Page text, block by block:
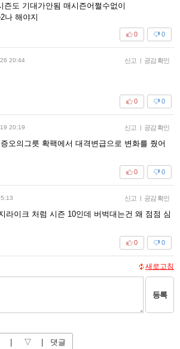
즌도 기대가안됨 매시즌어쩔수없이
나 해야지
0
0
20:44 신고 | 공감 확인
0
0
20:19 신고 | 공감 확인
오의그릇 확팩에서 대격변급으로 변화를 줬어
0
0
신고 | 공감 확인
라이크 처럼 시즌 10인데 버벅대는건 왜 점점 심
0
0
새로고침
등록
▽ 댓글